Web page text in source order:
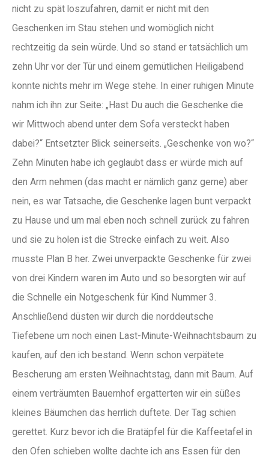
nicht zu spät loszufahren, damit er nicht mit den
Geschenken im Stau stehen und womöglich nicht
rechtzeitig da sein würde. Und so stand er tatsächlich um
zehn Uhr vor der Tür und einem gemütlichen Heiligabend
konnte nichts mehr im Wege stehe. In einer ruhigen Minute
nahm ich ihn zur Seite: „Hast Du auch die Geschenke die
wir Mittwoch abend unter dem Sofa versteckt haben
dabei?“ Entsetzter Blick seinerseits. „Geschenke von wo?“
Zehn Minuten habe ich geglaubt dass er würde mich auf
den Arm nehmen (das macht er nämlich ganz gerne) aber
nein, es war Tatsache, die Geschenke lagen bunt verpackt
zu Hause und um mal eben noch schnell zurück zu fahren
und sie zu holen ist die Strecke einfach zu weit. Also
musste Plan B her. Zwei unverpackte Geschenke für zwei
von drei Kindern waren im Auto und so besorgten wir auf
die Schnelle ein Notgeschenk für Kind Nummer 3.
Anschließend düsten wir durch die norddeutsche
Tiefebene um noch einen Last-Minute-Weihnachtsbaum zu
kaufen, auf den ich bestand. Wenn schon verpätete
Bescherung am ersten Weihnachtstag, dann mit Baum. Auf
einem verträumten Bauernhof ergatterten wir ein süßes
kleines Bäumchen das herrlich duftete. Der Tag schien
gerettet. Kurz bevor ich die Bratäpfel für die Kaffeetafel in
den Ofen schieben wollte dachte ich ans Essen für den